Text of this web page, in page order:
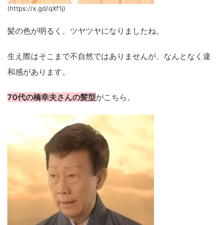
(https://x.gd/qXf1j)
髪の色が明るく、ツヤツヤになりましたね。
生え際はそこまで不自然ではありませんが、なんとなく違
和感があります。
70代の橋幸夫さんの髪型がこちら。